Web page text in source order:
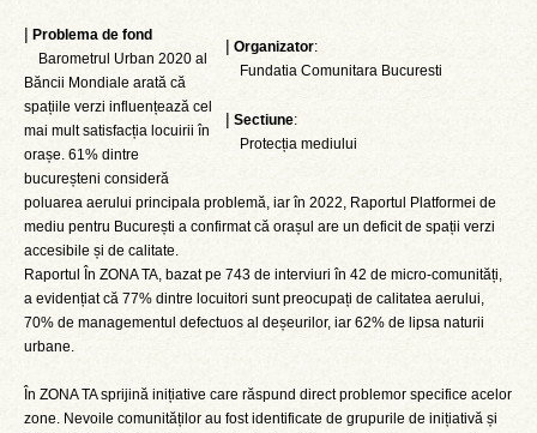
| Organizator:
Fundatia Comunitara Bucuresti
| Sectiune:
Protecția mediului
| Problema de fond
Barometrul Urban 2020 al
Băncii Mondiale arată că
spațiile verzi influențează cel
mai mult satisfacția locuirii în
orașe. 61% dintre
bucureșteni consideră
poluarea aerului principala problemă, iar în 2022, Raportul Platformei de
mediu pentru București a confirmat că orașul are un deficit de spații verzi
accesibile și de calitate.
Raportul În ZONA TA, bazat pe 743 de interviuri în 42 de micro-comunități,
a evidențiat că 77% dintre locuitori sunt preocupați de calitatea aerului,
70% de managementul defectuos al deșeurilor, iar 62% de lipsa naturii
urbane.
În ZONA TA sprijină inițiative care răspund direct problemor specifice acelor
zone. Nevoile comunităților au fost identificate de grupurile de inițiativă și